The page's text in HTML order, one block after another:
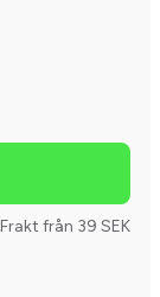
Frakt från 39 SEK